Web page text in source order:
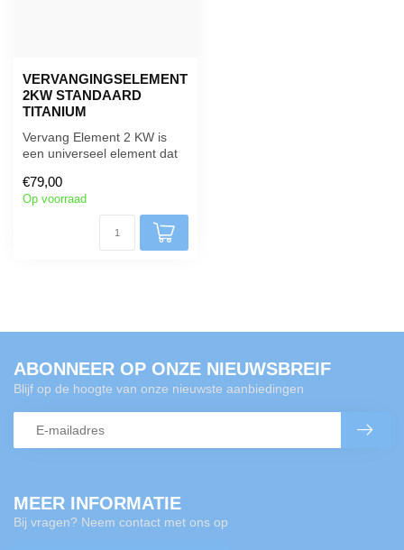
VERVANGINGSELEMENT
2KW STANDAARD
TITANIUM
Vervang Element 2 KW is
een universeel element dat
Bal...
€79,00
Op voorraad
MEER INFORMATIE
Bij vragen? Neem contact met ons op
ABONNEER OP ONZE NIEUWSBREIF
Blijf op de hoogte van onze nieuwste aanbiedingen